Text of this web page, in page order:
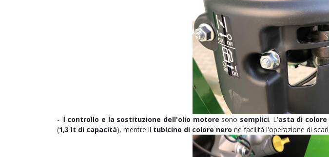
- Il controllo e la sostituzione dell'olio motore sono semplici. L'asta di
(1,3 lt di capacità), mentre il tubicino di colore nero ne facilità l'operazione di